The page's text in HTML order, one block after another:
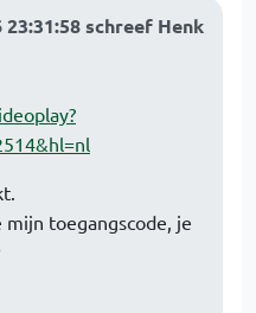
schreef Henk
toegangscode, je